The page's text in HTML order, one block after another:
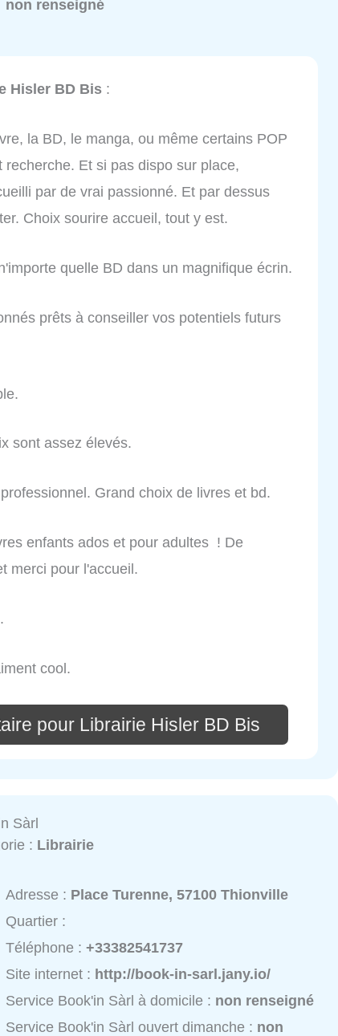
non renseigné
Hisler BD Bis :
la BD, le manga, ou même certains POP
Et si pas dispo sur place,
par de vrai passionné. Et par dessus
Choix sourire accueil, tout y est.
quelle BD dans un magnifique écrin.
prêts à conseiller vos potentiels futurs
sont assez élevés.
Grand choix de livres et bd.
enfants ados et pour adultes ! De
merci pour l'accueil.
cool.
pour Librairie Hisler BD Bis
Sàrl
: Librairie
Adresse : Place Turenne, 57100 Thionville
Quartier :
Téléphone :+33382541737
Site internet : http://book-in-sarl.jany.io/
Service Book'in Sàrl à domicile : non renseigné
Service Book'in Sàrl ouvert dimanche : non